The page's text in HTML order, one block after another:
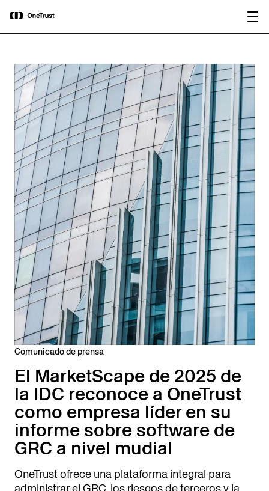
OneTrust nombrada Visionaria en el
Magic Quadrant™ de Gartner® 2026
para plataformas de gobernanza de IA.
Comunicado de prensa
El MarketScape de 2025 de
la IDC reconoce a OneTrust
como empresa líder en su
informe sobre software de
GRC a nivel mudial
OneTrust ofrece una plataforma integral para